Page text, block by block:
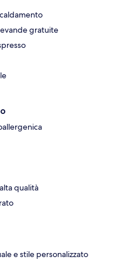
gratuite
qualità
e stile personalizzato